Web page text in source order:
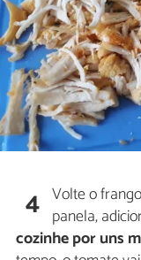
4 Volte o
panela,
cozinhe por uns